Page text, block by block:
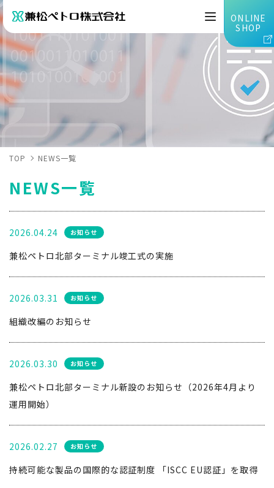
ONLINE
SHOP
TOP NEWS一覧
NEWS一覧
2026.04.24 お知らせ
兼松ペトロ北部ターミナル竣工式の実施
2026.03.31 お知らせ
組織改編のお知らせ
2026.03.30 お知らせ
兼松ペトロ北部ターミナル新設のお知らせ（2026年4月より
運用開始）
2026.02.27 お知らせ
持続可能な製品の国際的な認証制度 「ISCC EU認証」を取得